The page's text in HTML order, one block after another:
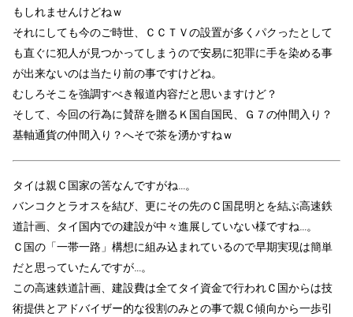
もしれませんけどねｗ
それにしても今のご時世、ＣＣＴＶの設置が多くパクったとして
も直ぐに犯人が見つかってしまうので安易に犯罪に手を染める事
が出来ないのは当たり前の事ですけどね。
むしろそこを強調すべき報道内容だと思いますけど？
そして、今回の行為に賛辞を贈るＫ国自国民、Ｇ７の仲間入り？
基軸通貨の仲間入り？へそで茶を湧かすねｗ
タイは親Ｃ国家の筈なんですがね…。
バンコクとラオスを結び、更にその先のＣ国昆明とを結ぶ高速鉄
道計画、タイ国内での建設が中々進展していない様ですね…。
Ｃ国の「一帯一路」構想に組み込まれているので早期実現は簡単
だと思っていたんですが…。
この高速鉄道計画、建設費は全てタイ資金で行われＣ国からは技
術提供とアドバイザー的な役割のみとの事で親Ｃ傾向から一歩引